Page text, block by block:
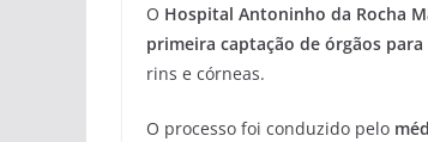
O Hospital Antoninho da Rocha
primeira captação de órgãos
rins e córneas.
O processo foi conduzido pelo